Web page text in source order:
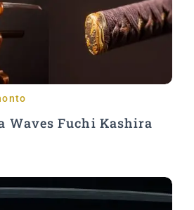
Waves Fuchi Kashira